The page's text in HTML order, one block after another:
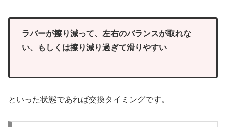
ラバーが擦り減って、左右のバランスが取れな
い、もしくは擦り減り過ぎて滑りやすい
といった状態であれば交換タイミングです。